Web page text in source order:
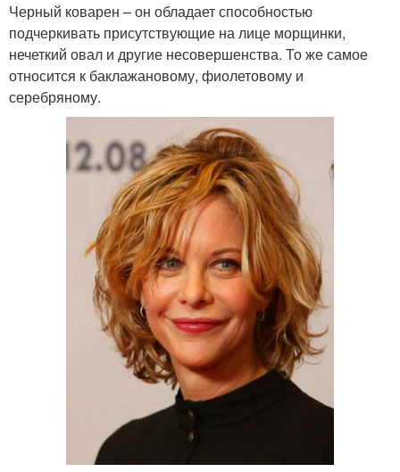
Черный коварен – он обладает способностью
подчеркивать присутствующие на лице морщинки,
нечеткий овал и другие несовершенства. То же самое
относится к баклажановому, фиолетовому и
серебряному.